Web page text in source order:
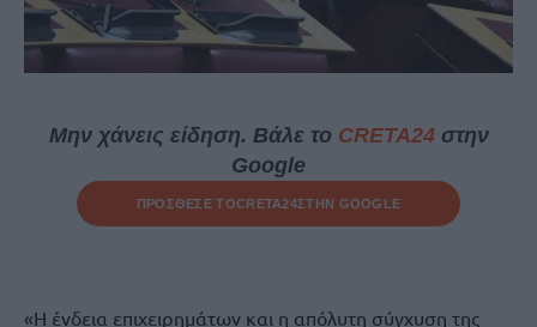
Μην χάνεις είδηση. Βάλε το CRETA24στην
Google
ΠΡΟΣΘΕΣΕ ΤΟCRETA24ΣΤΗΝ GOOGLE
«Η ένδεια επιχειρημάτων και η απόλυτη σύγχυση της